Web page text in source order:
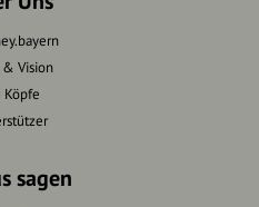
Vision
Köpfe
sagen